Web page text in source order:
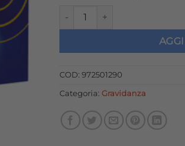
era:
28,90 €.
è:
CURMALPROST 500 30
COD: 972501290
Categoria: Gravidanza